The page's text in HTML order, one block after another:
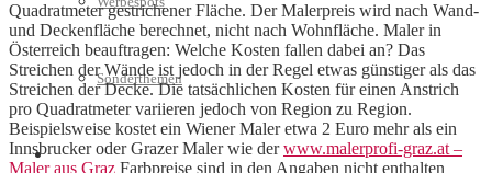
Sonderthemen
Geschäftskonto eröffnen
Quadratmeter gestrichener Fläche. Der Malerpreis wird nach Wand-
und Deckenfläche berechnet, nicht nach Wohnfläche. Maler in
Österreich beauftragen: Welche Kosten fallen dabei an? Das
Streichen der Wände ist jedoch in der Regel etwas günstiger als das
Streichen der Decke. Die tatsächlichen Kosten für einen Anstrich
pro Quadratmeter variieren jedoch von Region zu Region.
Beispielsweise kostet ein Wiener Maler etwa 2 Euro mehr als ein
Innsbrucker oder Grazer Maler wie derwww.malerprofi-graz.at –
Maler aus Graz Farbpreise sind in den Angaben nicht enthalten